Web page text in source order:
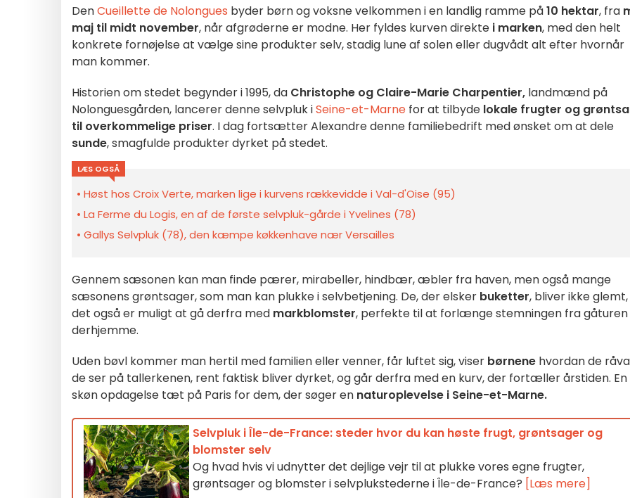
DenCueillette de Nolongues byder børn og voksne velkommen i en landlig ramme på10 hektar, fra
maj til midt november, når afgrøderne er modne. Her fyldes kurven direkte i marken, med den helt
konkrete fornøjelse at vælge sine produkter selv, stadig lune af solen eller dugvådt alt efter hvornår
man kommer.
Historien om stedet begynder i 1995, da Christophe og Claire-Marie Charpentier, landmænd på
Nolonguesgården, lancerer denne selvpluk iSeine-et-Marne for at tilbyde lokale frugter og
til overkommelige priser. I dag fortsætter Alexandre denne familiebedrift med ønsket om at dele
sunde, smagfulde produkter dyrket på stedet.
LÆS OGSÅ
Høst hos Croix Verte, marken lige i kurvens rækkevidde i Val-d'Oise (95)
La Ferme du Logis, en af de første selvpluk-gårde i Yvelines (78)
Gallys Selvpluk (78), den kæmpe køkkenhave nær Versailles
Gennem sæsonen kan man finde pærer, mirabeller, hindbær, æbler fra haven, men også mange
sæsonens grøntsager, som man kan plukke i selvbetjening. De, der elsker buketter, bliver ikke
det også er muligt at gå derfra med markblomster, perfekte til at forlænge stemningen fra gåturen
derhjemme.
Uden bøvl kommer man hertil med familien eller venner, får luftet sig, viser børnene hvordan de
de ser på tallerkenen, rent faktisk bliver dyrket, og går derfra med en kurv, der fortæller årstiden. En
skøn opdagelse tæt på Paris for dem, der søger en naturoplevelse i Seine-et-Marne.
Selvpluk i Île-de-France: steder hvor du kan høste frugt, grøntsager og
blomster selv
Og hvad hvis vi udnytter det dejlige vejr til at plukke vores egne frugter,
grøntsager og blomster i selvplukstederne i Île-de-France? [Læs mere]